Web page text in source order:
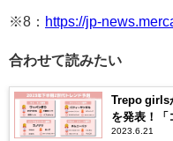
※8： https://jp-
合わせて読みたい
Trepo girls
を発表！「
メ・スイー
2023.6.21